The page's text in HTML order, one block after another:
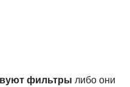
фильтры либо они